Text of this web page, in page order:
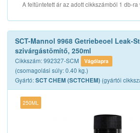
A feltüntetett ár az adott cikkszámból 1 db-ra
SCT-Mannol 9968 Getriebeoel Leak-
szivárgástömítő, 250ml
Cikkszám: 992327-SCM Vágólapra
(csomagolási súly: 0.40 kg.)
Gyártó:SCT CHEM (SCTCHEM) (gyártói
250ML